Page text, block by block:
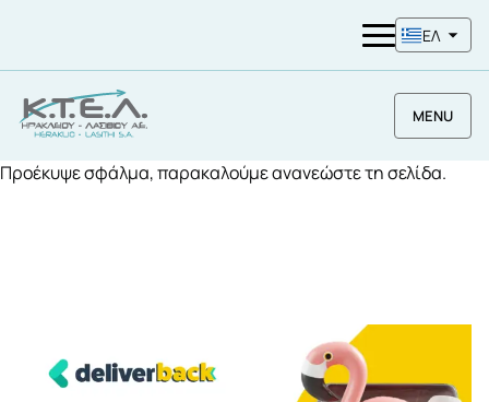
ΕΛ
MENU
Προέκυψε σφάλμα, παρακαλούμε ανανεώστε τη σελίδα.